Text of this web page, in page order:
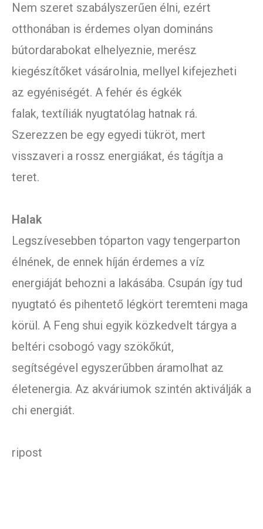
Nem szeret szabályszerűen élni, ezért
otthonában is érdemes olyan domináns
bútordarabokat elhelyeznie, merész
kiegészítőket vásárolnia, mellyel kifejezheti
az egyéniségét. A fehér és égkék
falak, textíliák nyugtatólag hatnak rá.
Szerezzen be egy egyedi tükröt, mert
visszaveri a rossz energiákat, és tágítja a
teret.
Halak
Legszívesebben tóparton vagy tengerparton
élnének, de ennek híján érdemes a víz
energiáját behozni a lakásába. Csupán így tud
nyugtató és pihentető légkört teremteni maga
körül. A Feng shui egyik közkedvelt tárgya a
beltéri csobogó vagy szökőkút,
segítségével egyszerűbben áramolhat az
életenergia. Az akváriumok szintén aktiválják a
chi energiát.
ripost